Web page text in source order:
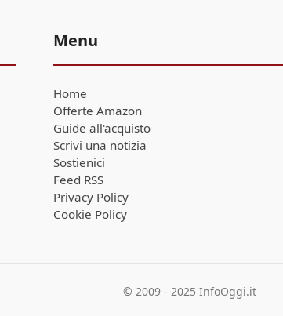
Menu
Home
Offerte Amazon
Guide all'acquisto
Scrivi una notizia
Sostienici
Feed RSS
Privacy Policy
Cookie Policy
© 2009 - 2025 InfoOggi.it